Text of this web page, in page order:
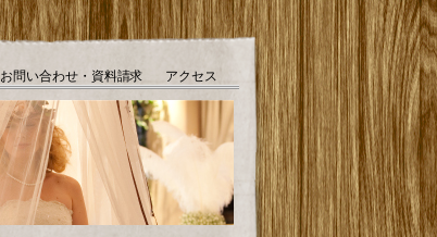
お問い合わせ・資料請求 アクセス